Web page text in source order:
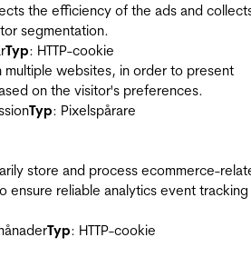
the efficiency of the ads and
segmentation.
Typ: HTTP-cookie
multiple websites, in order to present
on the visitor's preferences.
Typ: Pixelspårare
store and process ecommerce-
ensure reliable analytics event tracking
Typ: HTTP-cookie